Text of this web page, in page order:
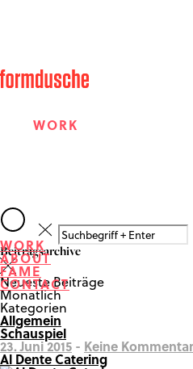
WORK
FAME
CONTACT
WORK
ABOUT
FAME
CONTACT
Beitragsarchive
Neueste Beiträge
Monatlich
Kategorien
Allgemein
Schauspiel
23. Juni 2015 - Keine
Al Dente Catering